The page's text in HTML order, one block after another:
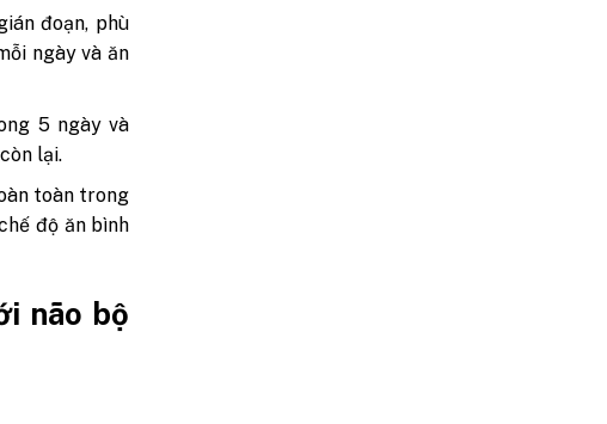
đoạn, phù
ngày và ăn
5 ngày và
lại.
toàn trong
độ ăn bình
não bộ